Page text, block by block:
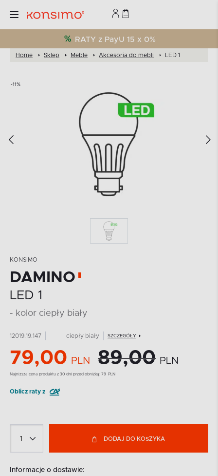
RATY z PayU 15 x 0%
Home Sklep Meble Akcesoria do mebli LED 1
-11%
KONSIMO
DAMINO
LED 1
- kolor ciepły biały
12019.19.147 ciepły biały SZCZEGÓŁY
79,00 PLN 89,00 PLN
Najnizsza cena produktu z 30 dni przed obniżką: 79 PLN
Oblicz raty z
DODAJ DO KOSZYKA
Informacje o dostawie: